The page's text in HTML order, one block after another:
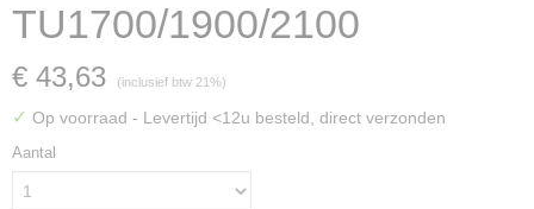
TU1700/1900/2100
€ 43,63 (inclusief btw 21%)
✓ Op voorraad - Levertijd <12u besteld, direct verzonden
Aantal